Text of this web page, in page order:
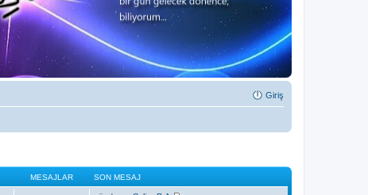
Giriş
MESAJLAR SON MESAJ